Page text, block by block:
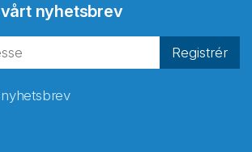
nyhetsbrev
Registrér